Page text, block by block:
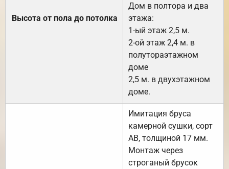
Высота от пола до потолка
Дом в полтора и два
этажа:
1-ый этаж 2,5 м.
2-ой этаж 2,4 м. в
полутораэтажном
доме
2,5 м. в двухэтажном
доме.
Имитация бруса
камерной сушки, сорт
АВ, толщиной 17 мм.
Монтаж через
строганый брусок